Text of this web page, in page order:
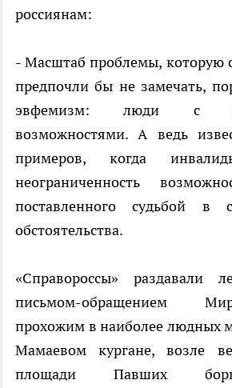
россиянам:
- Масштаб проблемы, которую
предпочли бы не замечать,
эвфемизм: люди с
возможностями. А ведь
примеров, когда
неограниченность
поставленного судьбой в
обстоятельства.
«Справороссы» раздавали
письмом-обращением
прохожим в наиболее людных
Мамаевом кургане, возле
площади Павших